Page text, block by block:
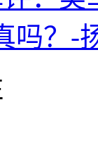
吗？-